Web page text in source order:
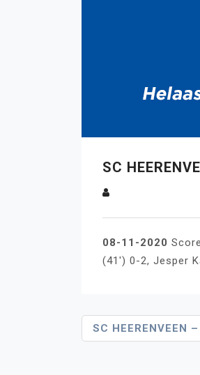
SC
08-11-2020
(41′) 0-2, Jesper
Bericht
SC HEERENVEEN